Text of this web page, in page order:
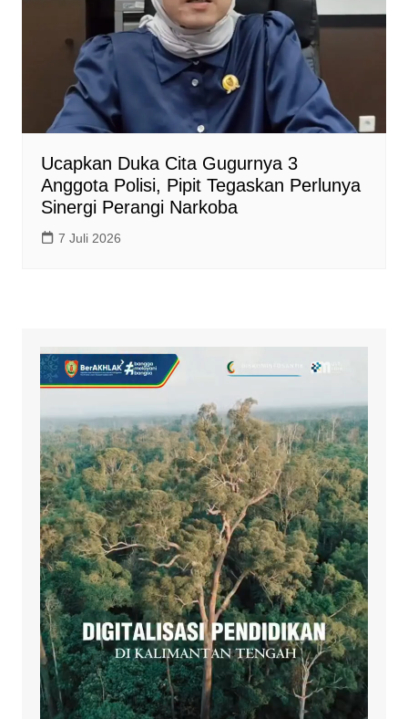
Ucapkan Duka Cita Gugurnya 3
Anggota Polisi, Pipit Tegaskan Perlunya
Sinergi Perangi Narkoba
7 Juli 2026